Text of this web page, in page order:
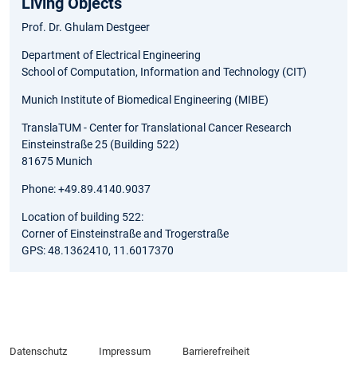
Prof. Dr. Ghulam Destgeer
Department of Electrical Engineering
School of Computation, Information and Technology (CIT)
Munich Institute of Biomedical Engineering (MIBE)
TranslaTUM - Center for Translational Cancer Research
Einsteinstraße 25 (Building 522)
81675 Munich
Phone: +49.89.4140.9037
Location of building 522:
Corner of Einsteinstraße and Trogerstraße
GPS: 48.1362410, 11.6017370
Datenschutz Impressum Barrierefreiheit